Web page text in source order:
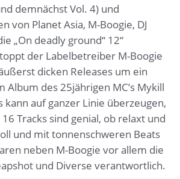
demnächst Vol. 4) und
von Planet Asia, M-Boogie, DJ
„On deadly ground“ 12“
der Labelbetreiber M-Boogie
dicken Releases um ein
des 25jährigen MC’s Mykill
kann auf ganzer Linie überzeugen,
Tracks sind genial, ob relaxt und
und mit tonnenschweren Beats
neben M-Boogie vor allem die
und Diverse verantwortlich.